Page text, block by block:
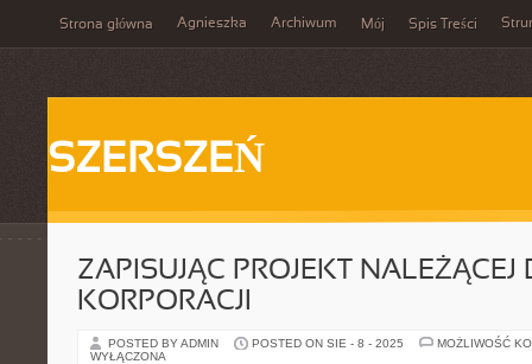
Strona główna Agnieszka Archiwum Mój Spis Treści
SZERSZEŃ
ZAPISUJĄC PROJEKT NALEŻĄCEJ
KORPORACJI
POSTED BY ADMIN POSTED ON SIE - 8 - 2025
MOŻLIWOŚĆ
WYŁĄCZONA